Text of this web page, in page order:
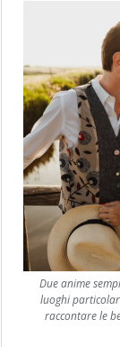
Due anime
luoghi
raccontare le